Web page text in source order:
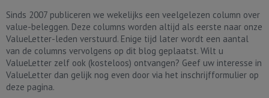
Sinds 2007 publiceren we wekelijks een veelgelezen column over
value-beleggen. Deze columns worden altijd als eerste naar onze
ValueLetter-leden verstuurd. Enige tijd later wordt een aantal
van de columns vervolgens op dit blog geplaatst. Wilt u
ValueLetter zelf ook (kosteloos) ontvangen? Geef uw interesse in
ValueLetter dan gelijk nog even door via het inschrijfformulier op
deze pagina.